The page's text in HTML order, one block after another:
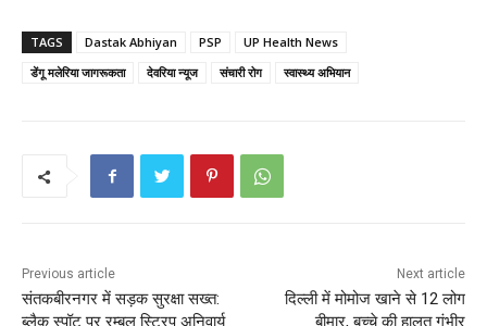
c
e
itt
er
ai
l
a
ts
p
p
er
e
ar
e
TAGS Dastak Abhiyan PSP
UP Health News
डेंगू मलेरिया जागरूकता
देवरिया न्यूज संचारी रोग स्वास्थ्य अभियान
Previous article
संतकबीरनगर में सड़क सुरक्षा सख्त:
ब्लैक स्पॉट पर रम्बल स्ट्रिप अनिवार्य
Next article
दिल्ली में मोमोज खाने से 12 लोग
बीमार, बच्चे की हालत गंभीर